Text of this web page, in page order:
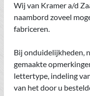
Wij van Kramer a/d
naambord zoveel
fabriceren.
Bij onduidelijkheden,
gemaakte
lettertype, indeling
van het door u